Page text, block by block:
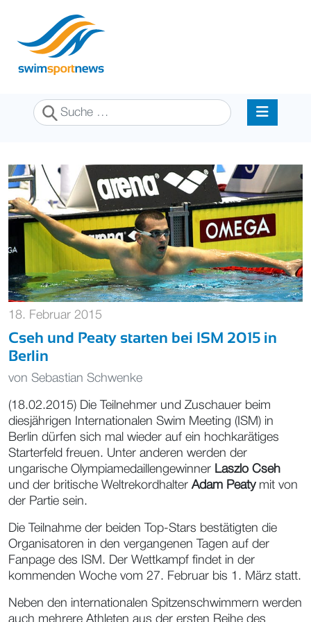
Suchen
18. Februar 2015
Cseh und Peaty starten bei ISM 2015 in
Berlin
von Sebastian Schwenke
(18.02.2015) Die Teilnehmer und Zuschauer beim
diesjährigen Internationalen Swim Meeting (ISM) in
Berlin dürfen sich mal wieder auf ein hochkarätiges
Starterfeld freuen. Unter anderen werden der
ungarische Olympiamedaillengewinner Laszlo Cseh
und der britische Weltrekordhalter Adam Peatymit von
der Partie sein.
Die Teilnahme der beiden Top-Stars bestätigten die
Organisatoren in den vergangenen Tagen auf der
Fanpage des ISM. Der Wettkampf findet in der
kommenden Woche vom 27. Februar bis 1. März statt.
Neben den internationalen Spitzenschwimmern werden
auch mehrere Athleten aus der ersten Reihe des